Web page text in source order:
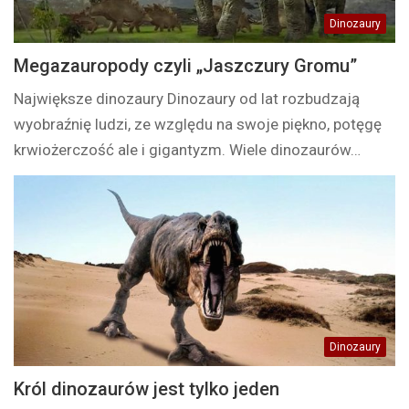
Dinozaury
Megazauropody czyli „Jaszczury Gromu”
Największe dinozaury Dinozaury od lat rozbudzają
wyobraźnię ludzi, ze względu na swoje piękno, potęgę
krwiożerczość ale i gigantyzm. Wiele dinozaurów…
Dinozaury
Król dinozaurów jest tylko jeden